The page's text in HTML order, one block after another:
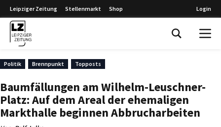
Leipziger Zeitung Stellenmarkt Shop Login
Politik Brennpunkt Topposts
Baumfällungen am Wilhelm-Leuschner-
Platz: Auf dem Areal der ehemaligen
Markthalle beginnen Abbrucharbeiten